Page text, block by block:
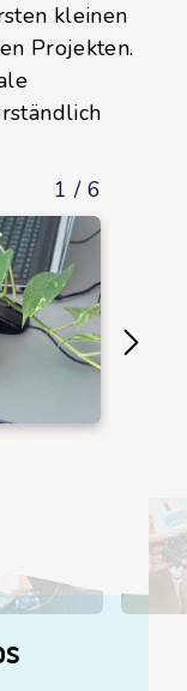
kleinen
Projekten.
1 / 6